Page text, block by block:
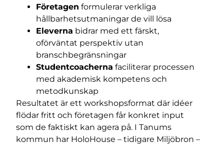
Företagen formulerar verkliga
hållbarhetsutmaningar de vill lösa
Eleverna bidrar med ett färskt,
oförväntat perspektiv utan
branschbegränsningar
Studentcoacherna faciliterar processen
med akademisk kompetens och
metodkunskap
Resultatet är ett workshopsformat där idéer
flödar fritt och företagen får konkret input
som de faktiskt kan agera på. I Tanums
kommun har HoloHouse – tidigare Miljöbron –